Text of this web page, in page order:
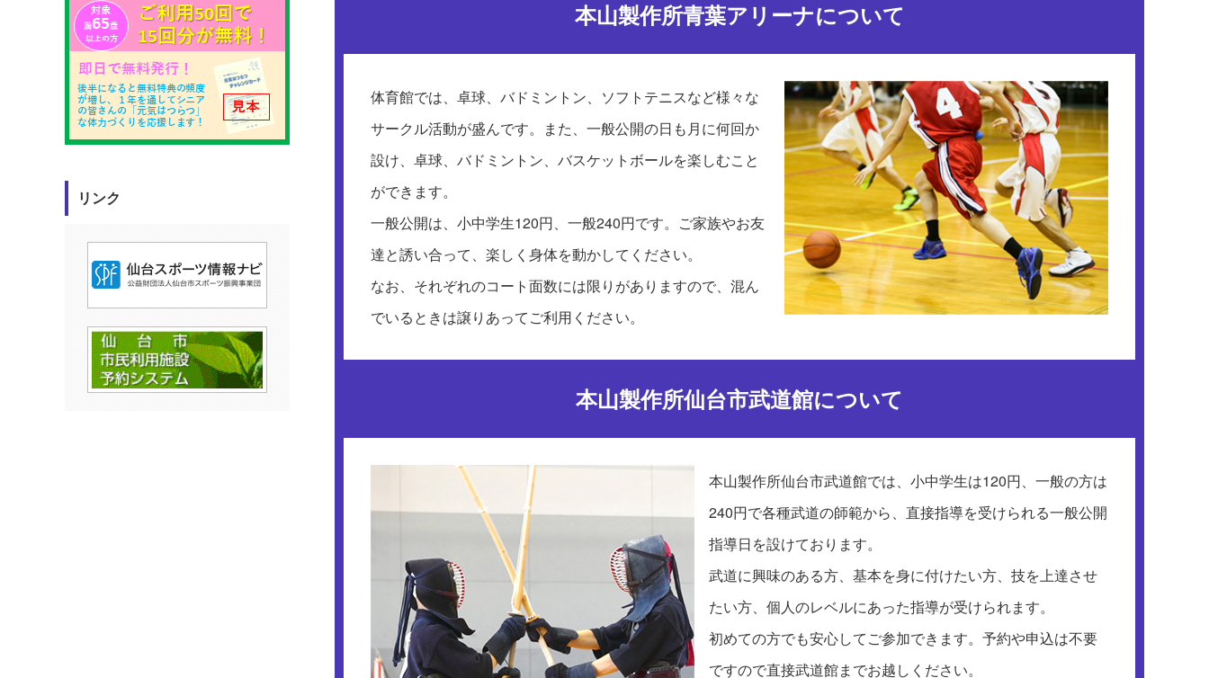
本山製作所青葉アリーナについて
体育館では、卓球、バドミントン、ソフトテニスなど様々な
サークル活動が盛んです。また、一般公開の日も月に何回か
設け、卓球、バドミントン、バスケットボールを楽しむこと
ができます。
一般公開は、小中学生120円、一般240円です。ご家族やお友
達と誘い合って、楽しく身体を動かしてください。
なお、それぞれのコート面数には限りがありますので、混ん
でいるときは譲りあってご利用ください。
本山製作所仙台市武道館について
本山製作所仙台市武道館では、小中学生は120円、一般の方は
240円で各種武道の師範から、直接指導を受けられる一般公開
指導日を設けております。
武道に興味のある方、基本を身に付けたい方、技を上達させ
たい方、個人のレベルにあった指導が受けられます。
初めての方でも安心してご参加できます。予約や申込は不要
ですので直接武道館までお越しください。
リンク